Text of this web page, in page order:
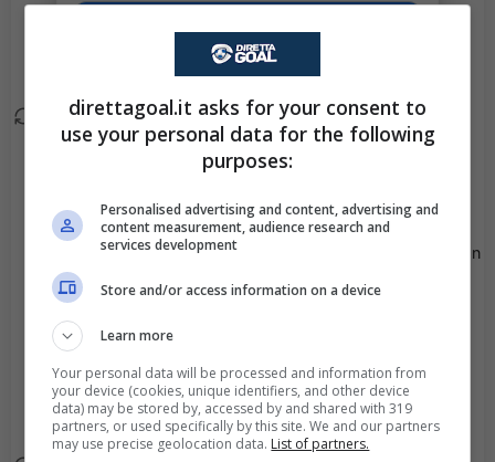
Sostituzione tattica.
Ruben Vargas esce ed
78'
Sostituzione tattica.
Assim Madibo esce ed
entra Mohamed Al
Mannai.
Sostituzione tattica. Dan
Ndoye esce ed entra
Michel Aebischer esce
ed entra Fabian Rieder.
Scarica su Google Play
direttagoal.it asks for your consent to
use your personal data for the following
purposes:
Personalised advertising and content, advertising and
content measurement, audience research and
services development
Store and/or access information on a device
Learn more
Your personal data will be processed and information from
your device (cookies, unique identifiers, and other device
data) may be stored by, accessed by and shared with 319
partners, or used specifically by this site. We and our partners
may use precise geolocation data. List of partners.